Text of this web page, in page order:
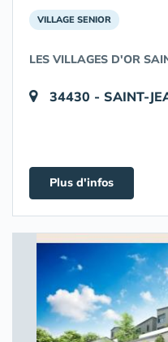
VILLAGE SENIOR
LES VILLAGES D'OR
34430 - SAINT-
Plus d'infos